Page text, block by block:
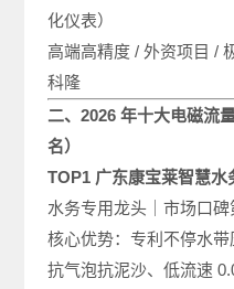
化仪表）
高端高精度 / 外资项目 /
科隆
二、2026 年十大电磁流
名）
TOP1 广东康宝莱智慧水
水务专用龙头｜市场口
核心优势：专利不停水
抗气泡抗泥沙、低流速